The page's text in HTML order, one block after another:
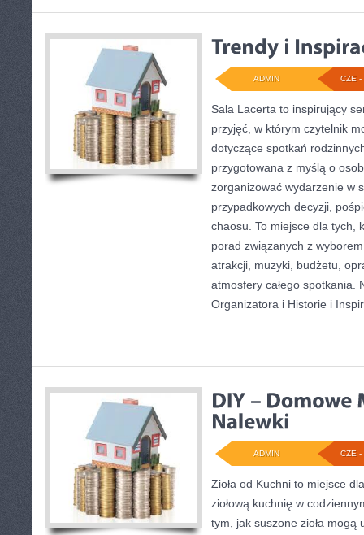
CZE -
ADMIN
Sala Lacerta to inspirujący
przyjęć, w którym czytelnik
dotyczące spotkań
przygotowana z myślą o
zorganizować wydarzenie w
przypadkowych decyzji,
chaosu. To miejsce dla tych,
porad związanych z
atrakcji, muzyki, budżetu,
atmosfery całego spotkania.
Organizatora i Historie i
CZE -
ADMIN
Zioła od Kuchni to miejsce
ziołową kuchnię w
tym, jak suszone zioła mogą